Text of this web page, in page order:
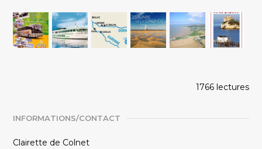
1766 lectures
INFORMATIONS/CONTACT
Clairette de Colnet